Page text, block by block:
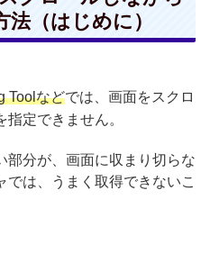
（はじめに）
Toolなどでは、画面をスクロ
定できません。
部分が、画面に収まり切らな
は、うまく取得できないこ